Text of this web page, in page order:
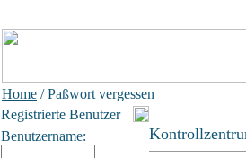
Home / Paßwort vergessen
Registrierte Benutzer
Benutzername: